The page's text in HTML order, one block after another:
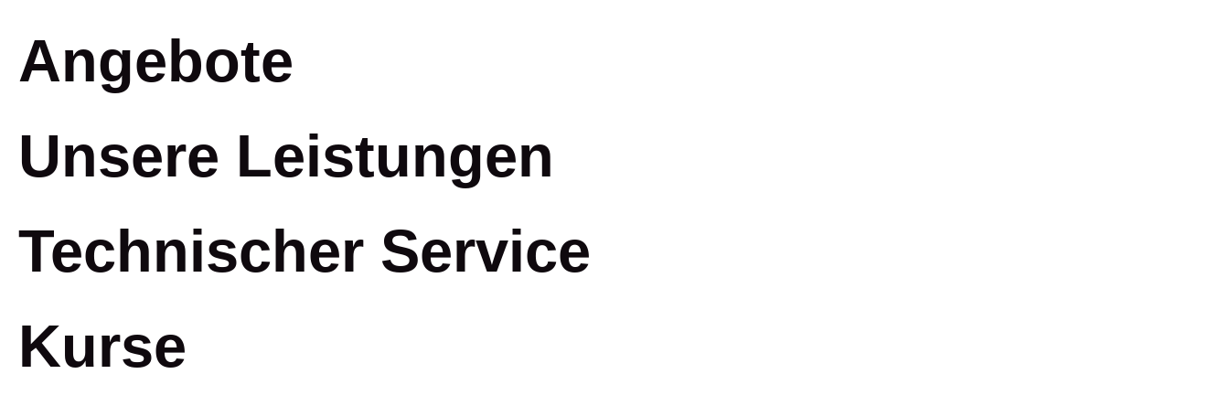
Angebote
Unsere Leistungen
Technischer Service
Kurse